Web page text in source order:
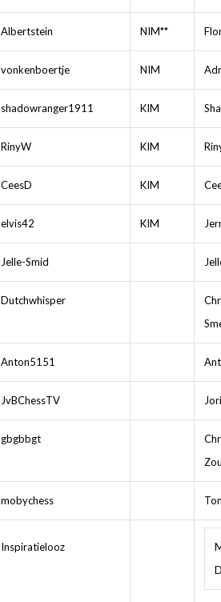
Albertstein NIM**
vonkenboertje NIM
shadowranger1911 KIM
RinyW KIM
CeesD KIM
elvis42 KIM
Jelle-Smid
Dutchwhisper
Anton5151
JvBChessTV
gbgbbgt
mobychess
Inspiratielooz